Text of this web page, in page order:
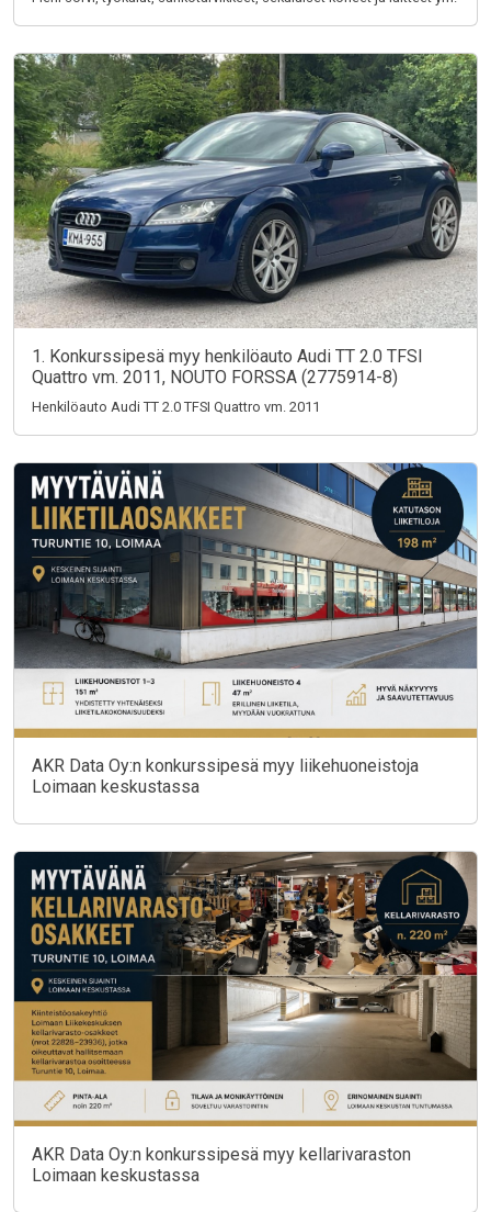
1. Konkurssipesä myy henkilöauto Audi TT 2.0 TFSI
Quattro vm. 2011, NOUTO FORSSA (2775914-8)
Henkilöauto Audi TT 2.0 TFSI Quattro vm. 2011
AKR Data Oy:n konkurssipesä myy liikehuoneistoja
Loimaan keskustassa
AKR Data Oy:n konkurssipesä myy kellarivaraston
Loimaan keskustassa